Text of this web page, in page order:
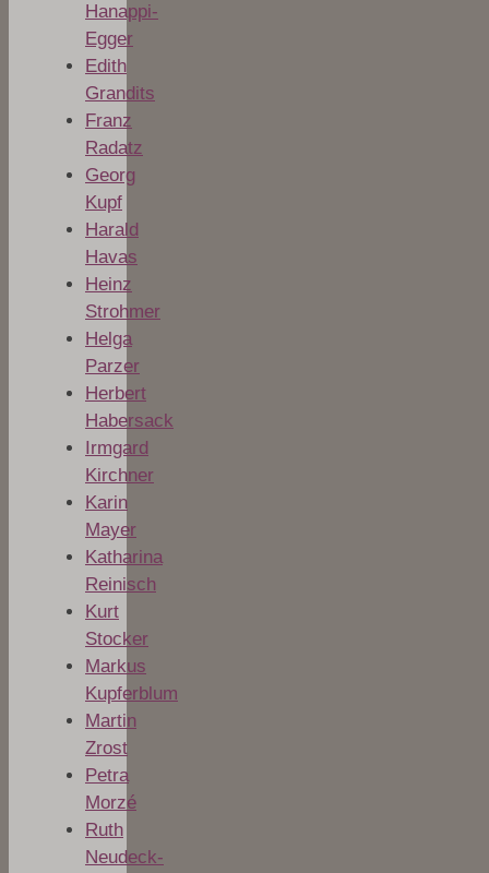
Hanappi-
Egger
Edith
Grandits
Franz
Radatz
Georg
Kupf
Harald
Havas
Heinz
Strohmer
Helga
Parzer
Herbert
Habersack
Irmgard
Kirchner
Karin
Mayer
Katharina
Reinisch
Kurt
Stocker
Markus
Kupferblum
Martin
Zrost
Petra
Morzé
Ruth
Neudeck-